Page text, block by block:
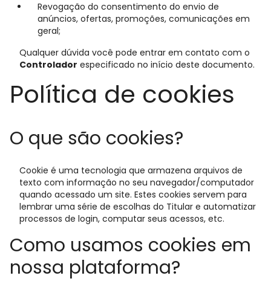
Revogação do consentimento do envio de
anúncios, ofertas, promoções, comunicações em
geral;
Qualquer dúvida você pode entrar em contato com o
Controlador especificado no início deste documento.
Política de cookies
O que são cookies?
Cookie é uma tecnologia que armazena arquivos de
texto com informação no seu navegador/computador
quando acessado um site. Estes cookies servem para
lembrar uma série de escolhas do Titular e automatizar
processos de login, computar seus acessos, etc.
Como usamos cookies em
nossa plataforma?